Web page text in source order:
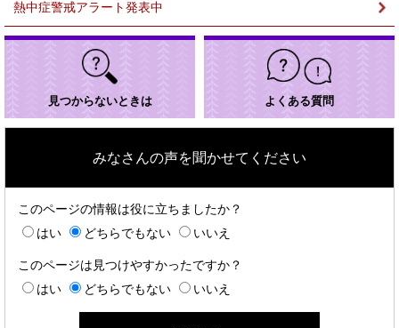
熱中症警戒アラート発表中
見つからないときは よくある質問
みなさんの声を聞かせてください
このページの情報は役に立ちましたか？
はい
どちらでもない いいえ
このページは見つけやすかったですか？
はい
どちらでもない いいえ